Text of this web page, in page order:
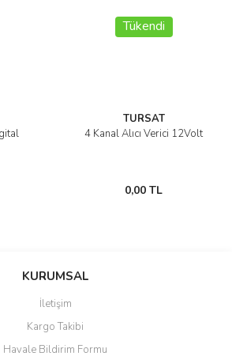
Tükendi
TURSAT
4 Kanal Alıcı Verici 12Volt
0,00 TL
KURUMSAL
İletişim
Kargo Takibi
Havale Bildirim Formu